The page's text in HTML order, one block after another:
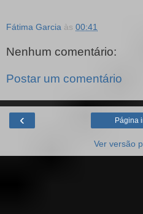
Fátima Garcia às 00:41
Nenhum comentário:
Postar um comentário
‹ Página
Ver versão